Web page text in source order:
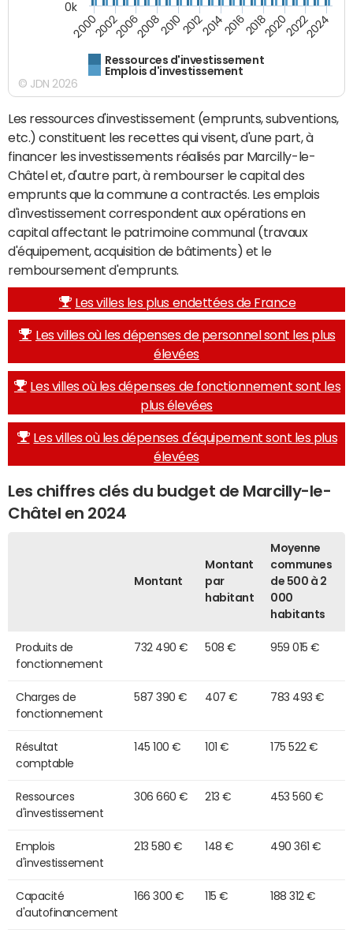
Ressources d'investissement
Emplois d'investissement
200020022006200820102012201420162018202020222024
0k
© JDN 2026
Les ressources d'investissement (emprunts, subventions,
etc.) constituent les recettes qui visent, d'une part, à
financer les investissements réalisés par Marcilly-le-
Châtel et, d'autre part, à rembourser le capital des
emprunts que la commune a contractés. Les emplois
d'investissement correspondent aux opérations en
capital affectant le patrimoine communal (travaux
d'équipement, acquisition de bâtiments) et le
remboursement d'emprunts.
Les villes les plus endettées de France
Les villes où les dépenses de personnel sont les plus
élevées
Les villes où les dépenses de fonctionnement sont les
plus élevées
Les villes où les dépenses d'équipement sont les plus
élevées
Les chiffres clés du budget de Marcilly-le-
Châtel en 2024
Montant
Montant
par
habitant
Moyenne
communes
de 500 à 2
000
habitants
Produits de
fonctionnement
732 490 € 508 € 959 015 €
Charges de
fonctionnement
587 390 € 407 € 783 493 €
Résultat
comptable
145 100 € 101 € 175 522 €
Ressources
d'investissement
306 660 € 213 € 453 560 €
Emplois
d'investissement
213 580 € 148 € 490 361 €
Capacité
d'autofinancement
166 300 € 115 € 188 312 €